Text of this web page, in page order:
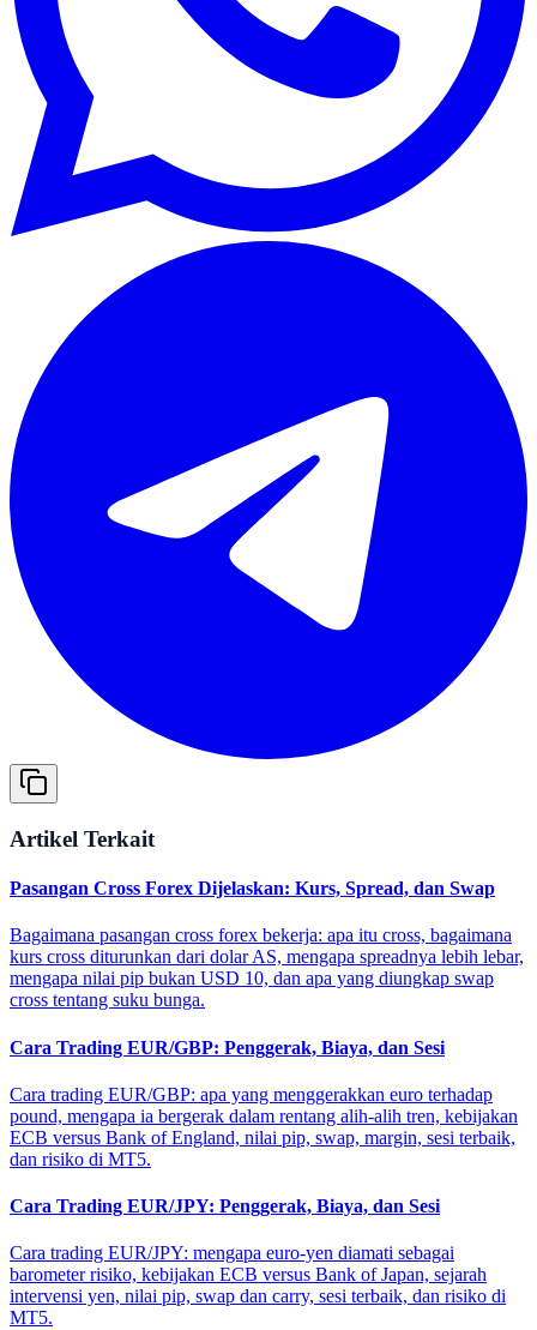
Artikel Terkait
Pasangan Cross Forex Dijelaskan: Kurs, Spread, dan Swap
Bagaimana pasangan cross forex bekerja: apa itu cross, bagaimana
kurs cross diturunkan dari dolar AS, mengapa spreadnya lebih lebar,
mengapa nilai pip bukan USD 10, dan apa yang diungkap swap
cross tentang suku bunga.
Cara Trading EUR/GBP: Penggerak, Biaya, dan Sesi
Cara trading EUR/GBP: apa yang menggerakkan euro terhadap
pound, mengapa ia bergerak dalam rentang alih-alih tren, kebijakan
ECB versus Bank of England, nilai pip, swap, margin, sesi terbaik,
dan risiko di MT5.
Cara Trading EUR/JPY: Penggerak, Biaya, dan Sesi
Cara trading EUR/JPY: mengapa euro-yen diamati sebagai
barometer risiko, kebijakan ECB versus Bank of Japan, sejarah
intervensi yen, nilai pip, swap dan carry, sesi terbaik, dan risiko di
MT5.